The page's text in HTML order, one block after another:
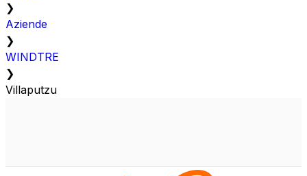
❯
Aziende
❯
WINDTRE
❯
Villaputzu